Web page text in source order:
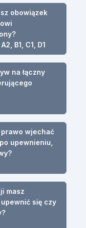
obowiązek
B1, C1, D1
na łączny
wjechać
upewnieniu,
masz
się czy